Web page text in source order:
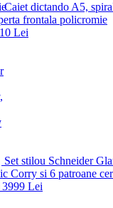
Caiet dictando A5,
frontala policromie
Lei
Set stilou Schneider
Corry si 6 patroane
3999 Lei